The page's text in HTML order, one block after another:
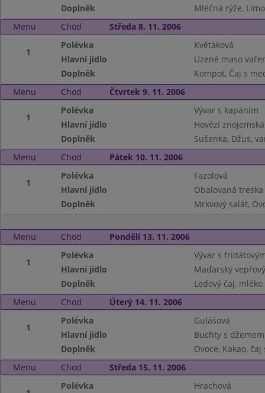
Doplněk
Mléčná rýže,
Menu
Chod Středa 8. 11. 2006
1
Polévka
Květáková
Hlavní jídlo
Uzené maso
Doplněk
Kompot, Čaj s
Menu
Chod Čtvrtek 9. 11. 2006
1
Polévka
Vývar s kapáním
Hlavní jídlo
Hovězí
Doplněk
Sušenka, Džus,
Menu
Chod Pátek 10. 11. 2006
1
Polévka
Fazolová
Hlavní jídlo
Obalovaná
Doplněk
Mrkvový salát,
Menu Chod Pondělí 13. 11. 2006
1
Polévka
Vývar s
Hlavní jídlo
Maďarský
Doplněk
Ledový čaj, mléko
Menu
Chod Úterý 14. 11. 2006
1
Polévka
Gulášová
Hlavní jídlo
Buchty s
Doplněk
Ovoce, Kakao,
Menu
Chod Středa 15. 11. 2006
Polévka
Hrachová